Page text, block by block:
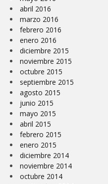
abril 2016
marzo 2016
febrero 2016
enero 2016
diciembre 2015
noviembre 2015
octubre 2015
septiembre 2015
agosto 2015
junio 2015
mayo 2015
abril 2015
febrero 2015
enero 2015
diciembre 2014
noviembre 2014
octubre 2014